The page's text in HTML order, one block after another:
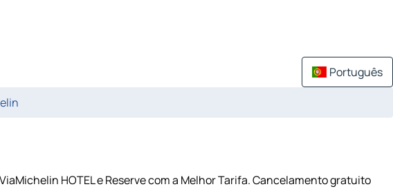
Português
HOTEL e Reserve com a Melhor Tarifa. Cancelamento gratuito